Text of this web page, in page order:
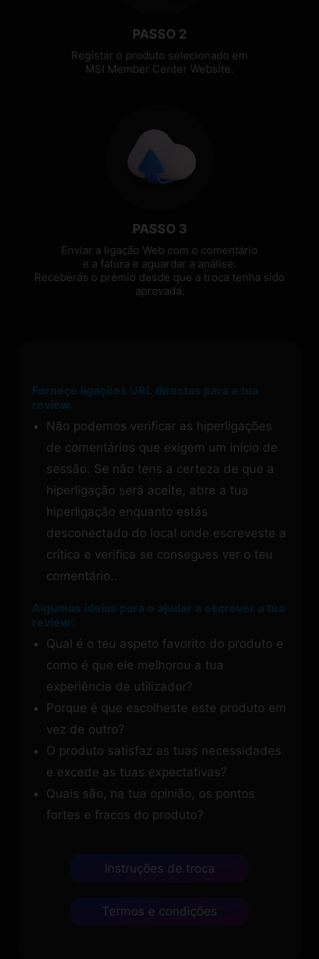
PASSO 2
Registar o produto selecionado em
MSI Member Center Website.
PASSO 3
Enviar a ligação Web com o comentário
e a fatura e aguardar a análise.
Receberás o prémio desde que a troca tenha sido
aprovada.
Forneçe ligações URL directas para a tua
review.
Não podemos verificar as hiperligações
de comentários que exigem um início de
sessão. Se não tens a certeza de que a
hiperligação será aceite, abre a tua
hiperligação enquanto estás
desconectado do local onde escreveste a
crítica e verifica se consegues ver o teu
comentário..
Algumas ideias para o ajudar a escrever a tua
review:
Qual é o teu aspeto favorito do produto e
como é que ele melhorou a tua
experiência de utilizador?
Porque é que escolheste este produto em
vez de outro?
O produto satisfaz as tuas necessidades
e excede as tuas expectativas?
Quais são, na tua opinião, os pontos
fortes e fracos do produto?
Instruções de troca
Termos e condições